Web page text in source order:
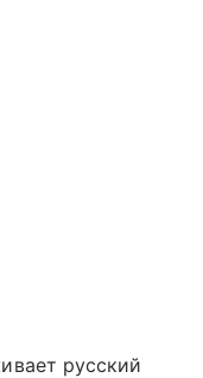
русский